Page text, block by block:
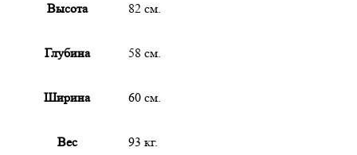
Высота 82 см.
Глубина 58 см.
Ширина 60 см.
Вес 93 кг.